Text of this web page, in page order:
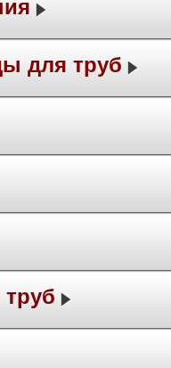
для труб